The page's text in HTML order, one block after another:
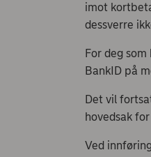
imot
dessverre
For deg
BankID på
Det vil
hovedsak
Ved